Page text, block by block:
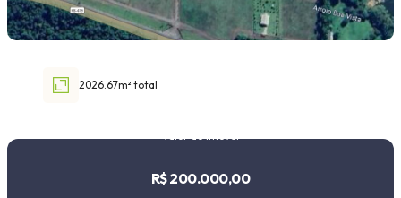
Faixa de valor
Buscar imóvel
2026.67m² total
R$ 200.000,00